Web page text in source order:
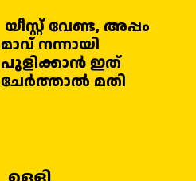
യീസ്റ്റ് വേണ്ട, അപ്പം
മാവ് നന്നായി
പുളിക്കാൻ ഇത്
ചേർത്താൽ മതി